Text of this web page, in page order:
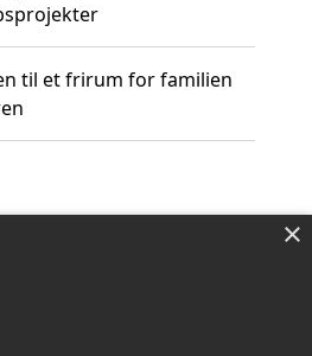
til et frirum for familien
×